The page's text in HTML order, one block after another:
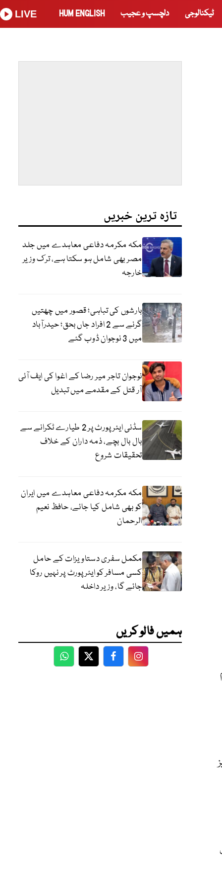
ٹیکنالوجی دلچسپ و عجیب HUM ENGLISH
LIVE
تازہ ترین خبریں
مکہ مکرمہ دفاعی معاہدے میں جلد
مصر بھی شامل ہو سکتا ہے، ترک وزیر
خارجہ
بارشوں کی تباہی؛ قصور میں چھتیں
گرنے سے 2 افراد جاں بحق؛ حیدرآباد
میں 3 نوجوان ڈوب گئے
نوجوان تاجر میر رضا کے اغوا کی ایف آئی
آر قتل کے مقدمے میں تبدیل
سڈنی ایئرپورٹ پر 2 طیارے ٹکرانے سے
بال بال بچے، ذمہ داران کے خلاف
تحقیقات شروع
مکہ مکرمہ دفاعی معاہدے میں ایران
کو بھی شامل کیا جائے، حافظ نعیم
الرحمان
مکمل سفری دستاویزات کے حامل
کسی مسافر کو ایئرپورٹ پر نہیں روکا
جائے گا، وزیر داخلہ
ہمیں فالو کریں
WhatsApp
TwitterFacebookFacebook